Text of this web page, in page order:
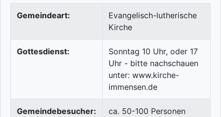
Gemeindeart:
Evangelisch-lutherische
Kirche
Gottesdienst:
Sonntag 10 Uhr, oder 17
Uhr - bitte nachschauen
unter: www.kirche-
immensen.de
Gemeindebesucher: ca. 50-100 Personen